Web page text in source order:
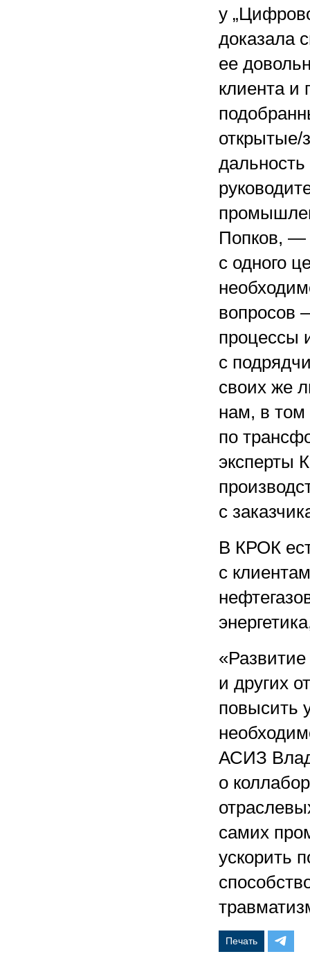
у
доказала
ее
клиента и
Попков, —
с одного
вопросов
процессы
с
своих же
нам, в том
по
эксперты
с
В КРОК
с
и других
повысить
АСИЗ
о
самих
ускорить
Печать